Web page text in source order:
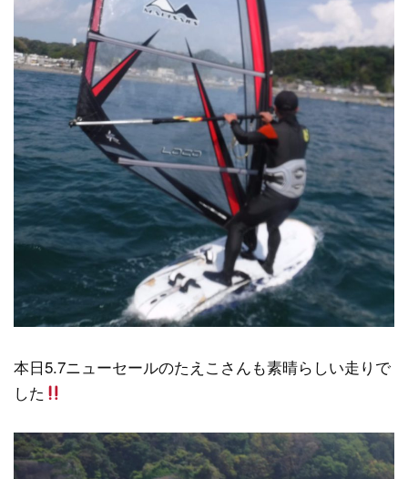
本日5.7ニューセールのたえこさんも素晴らしい走りで
した